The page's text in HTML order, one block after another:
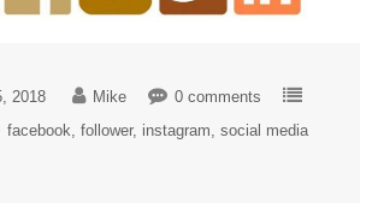
2018 Mike
0 comments
facebook follower instagram social media